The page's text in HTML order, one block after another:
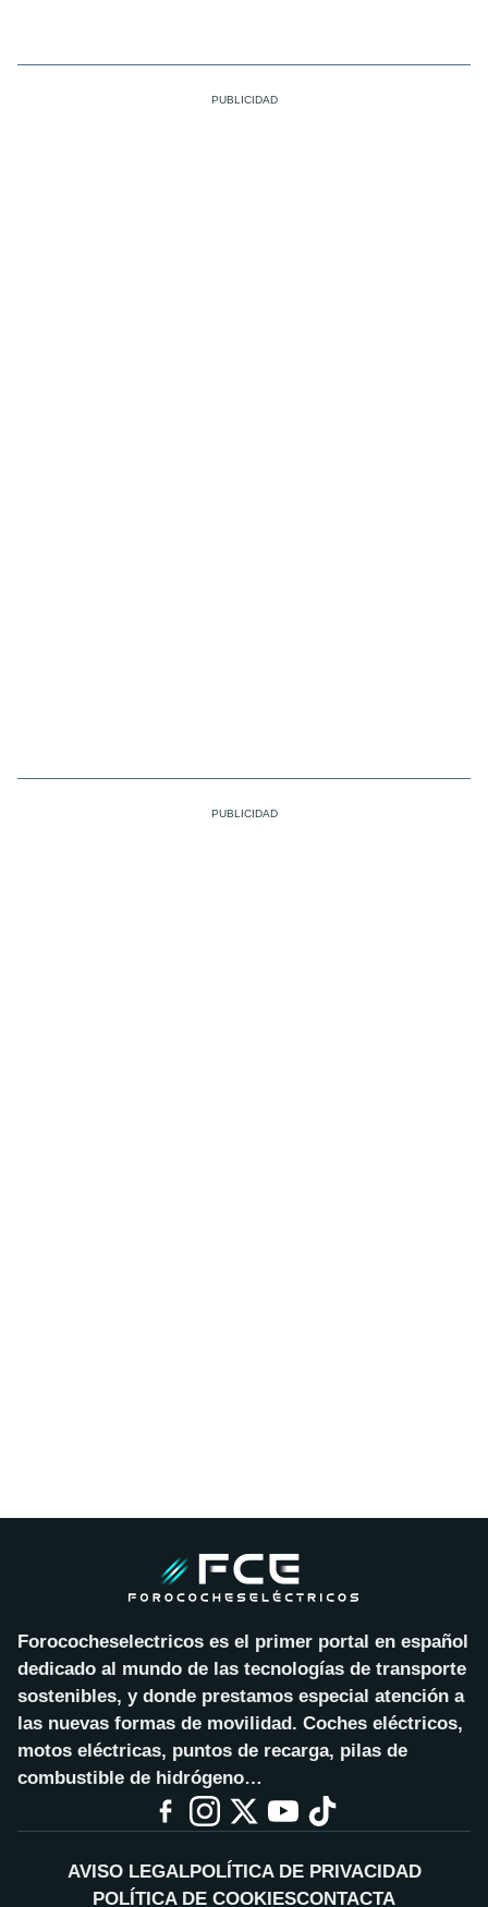
Forococheselectricos es el primer portal en español
dedicado al mundo de las tecnologías de transporte
sostenibles, y donde prestamos especial atención a
las nuevas formas de movilidad. Coches eléctricos,
motos eléctricas, puntos de recarga, pilas de
combustible de hidrógeno…
AVISO LEGALPOLÍTICA DE PRIVACIDAD
POLÍTICA DE COOKIESCONTACTA